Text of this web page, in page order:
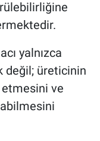
yalnızca
değil; üreticinin
etmesini ve